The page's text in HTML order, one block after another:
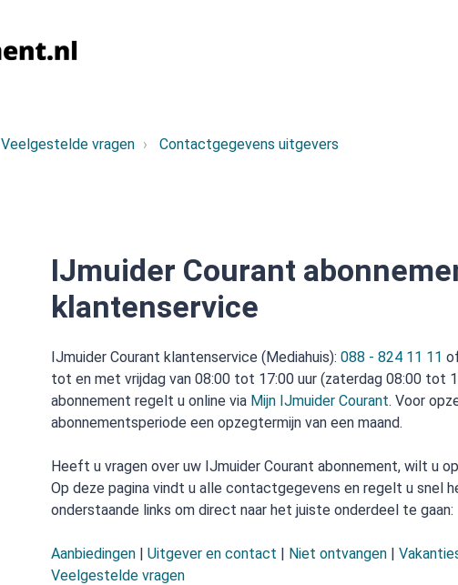
Veelgestelde vragen Contactgegevens uitgevers
IJmuider Courant
klantenservice
IJmuider Courant klantenservice (Mediahuis):088 - 824 11 11
tot en met vrijdag van 08:00 tot 17:00 uur (zaterdag 08:00 tot
abonnement regelt u online via Mijn IJmuider Courant. Voor
abonnementsperiode een opzegtermijn van een maand.
Heeft u vragen over uw IJmuider Courant abonnement, wilt u
Op deze pagina vindt u alle contactgegevens en regelt u snel
onderstaande links om direct naar het juiste onderdeel te gaan:
Aanbiedingen |Uitgever en contact | Niet ontvangen |
Veelgestelde vragen